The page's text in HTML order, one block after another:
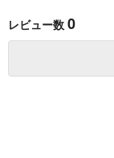
作品詳細
レビュー数 0